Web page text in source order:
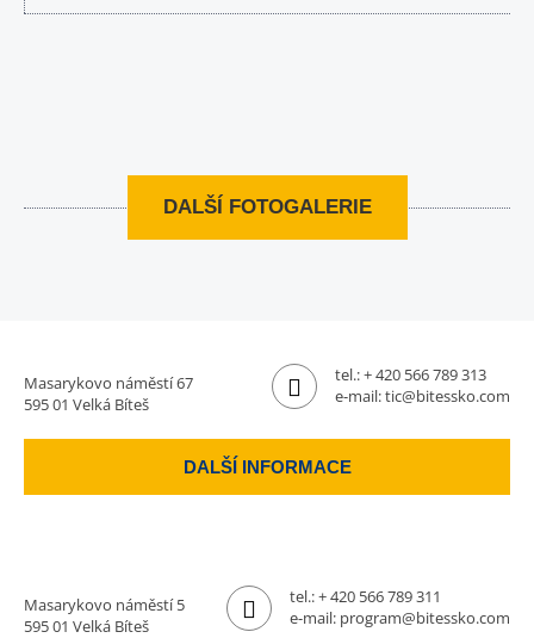
DALŠÍ FOTOGALERIE
Masarykovo náměstí 67
595 01 Velká Bíteš
tel.:+ 420 566 789 313
e-mail:tic@bitessko.com
DALŠÍ INFORMACE
Masarykovo náměstí 5
595 01 Velká Bíteš
tel.:+ 420 566 789 311
e-mail: program@bitessko.com